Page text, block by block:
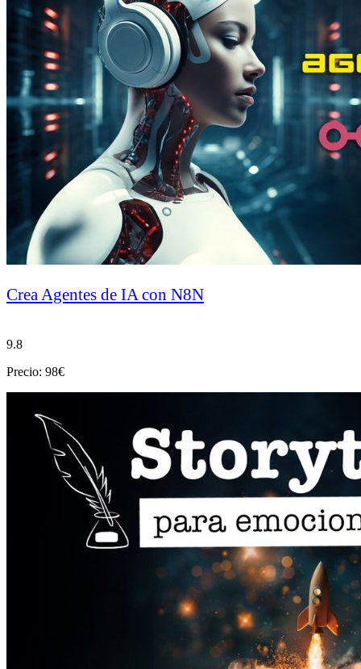
Crea Agentes de IA con N8N
9.8
Precio: 98€